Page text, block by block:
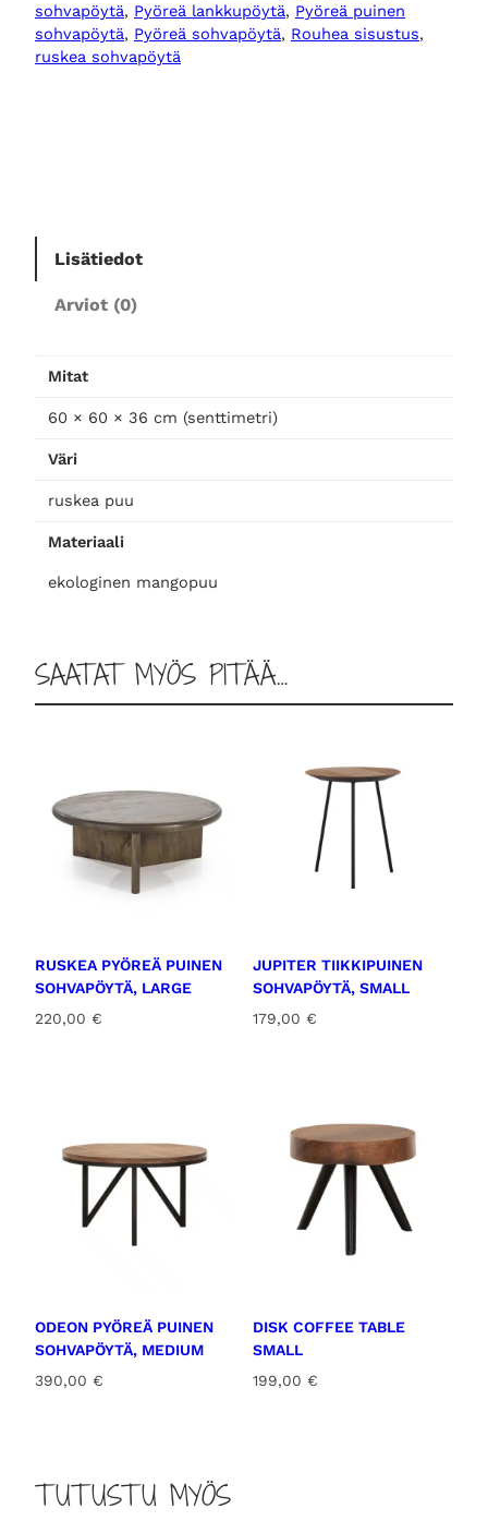
y
ö
n
n
i
sohvapöytä, Pyöreä lankkupöytä, Pyöreä puinen
sohvapöytä, Pyöreä sohvapöytä, Rouhea sisustus
ruskea sohvapöytä
Lisätiedot
Arviot (0)
Mitat
60 × 60 × 36 cm (senttimetri)
Väri
ruskea puu
Materiaali
ekologinen mangopuu
SAATAT MYÖS PITÄÄ…
RUSKEA PYÖREÄ PUINEN
SOHVAPÖYTÄ, LARGE
220,00 €
JUPITER TIIKKIPUINEN
SOHVAPÖYTÄ, SMALL
179,00 €
ODEON PYÖREÄ PUINEN
SOHVAPÖYTÄ, MEDIUM
390,00 €
DISK COFFEE TABLE
SMALL
199,00 €
TUTUSTU MYÖS